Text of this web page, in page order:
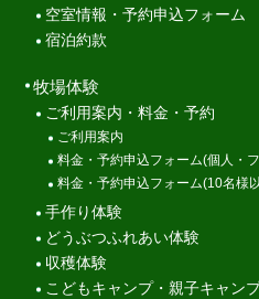
空室情報・予約申込フォーム
宿泊約款
牧場体験
ご利用案内・料金・予約
ご利用案内
料金・予約申込フォーム(個人・
料金・予約申込フォーム(10名様
手作り体験
どうぶつふれあい体験
収穫体験
こどもキャンプ・親子キャン